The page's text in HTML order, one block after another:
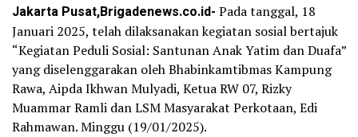
Jakarta Pusat,Brigadenews.co.id- Pada tanggal, 18
Januari 2025, telah dilaksanakan kegiatan sosial bertajuk
“Kegiatan Peduli Sosial: Santunan Anak Yatim dan Duafa”
yang diselenggarakan oleh Bhabinkamtibmas Kampung
Rawa, Aipda Ikhwan Mulyadi, Ketua RW 07, Rizky
Muammar Ramli dan LSM Masyarakat Perkotaan, Edi
Rahmawan. Minggu (19/01/2025).